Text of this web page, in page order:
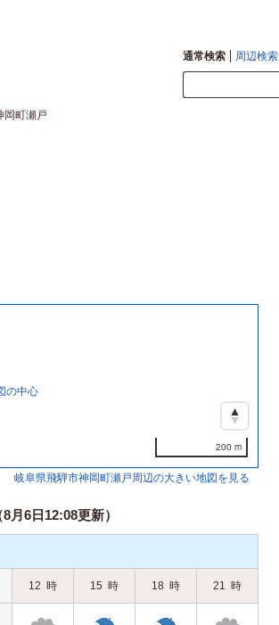
通常検索 周辺検索
岡町瀬戸
200 m
岐阜県飛騨市神岡町瀬戸周辺の大きい地図を見る
6日12:08更新）
12 時 15 時 18 時 21 時